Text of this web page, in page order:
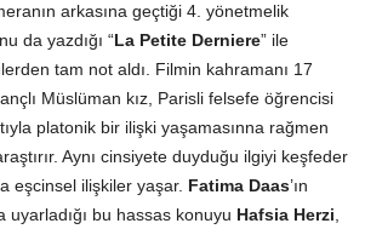
arkasına geçtiği 4. yönetmelik
da yazdığı “La Petite Derniere” ile
tam not aldı. Filmin kahramanı 17
Müslüman kız, Parisli felsefe öğrencisi
platonik bir ilişki yaşamasınna rağmen
Aynı cinsiyete duyduğu ilgiyi keşfeder
eşcinsel ilişkiler yaşar. Fatima Daas’ın
uyarladığı bu hassas konuyu Hafsia Herzi,